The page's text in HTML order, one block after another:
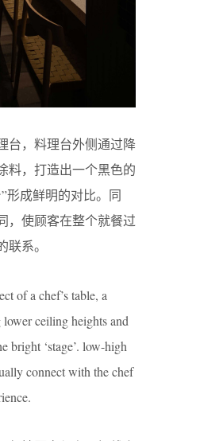
台，料理台外侧通过降
料，打造出一个黑色的
形成鲜明的对比。同
，使顾客在整个就餐过
系。
of a chef’s table, a
ceiling heights and
bright ‘stage’. low-high
connect with the chef